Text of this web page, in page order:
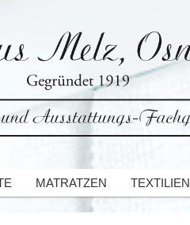
MATRATZEN TEXTILIEN